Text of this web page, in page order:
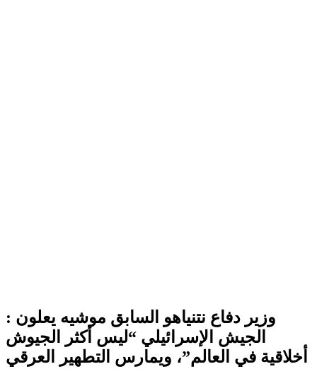
وزير دفاع نتنياهو السابق موشيه يعلون :
الجيش الإسرائيلي “ليس أكثر الجيوش
أخلاقية في العالم”، ويمارس التطهير العرقي